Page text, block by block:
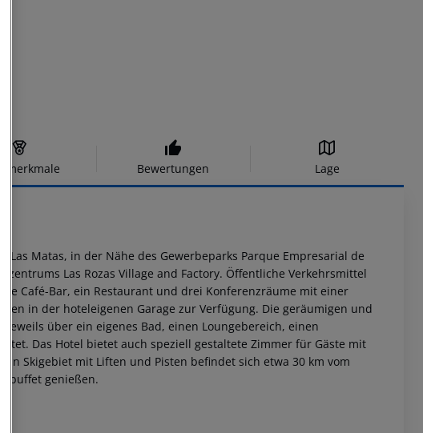
Bewertungen Lage
Matas, in der Nähe des Gewerbeparks Parque Empresarial de
Las Rozas Village and Factory. Öffentliche Verkehrsmittel
Café-Bar, ein Restaurant und drei Konferenzräume mit einer
in der hoteleigenen Garage zur Verfügung. Die geräumigen und
über ein eigenes Bad, einen Loungebereich, einen
Das Hotel bietet auch speziell gestaltete Zimmer für Gäste mit
Skigebiet mit Liften und Pisten befindet sich etwa 30 km vom
genießen.